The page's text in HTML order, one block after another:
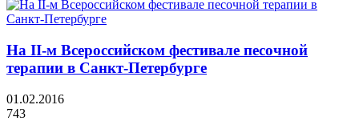
На II-м Всероссийском фестивале песочной
терапии в Санкт-Петербурге
01.02.2016
743